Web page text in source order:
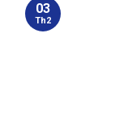
03
Th2